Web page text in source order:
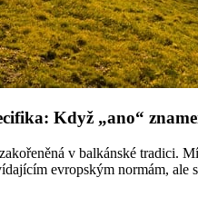
Když „ano“
v balkánské tradici.
evropským normám,